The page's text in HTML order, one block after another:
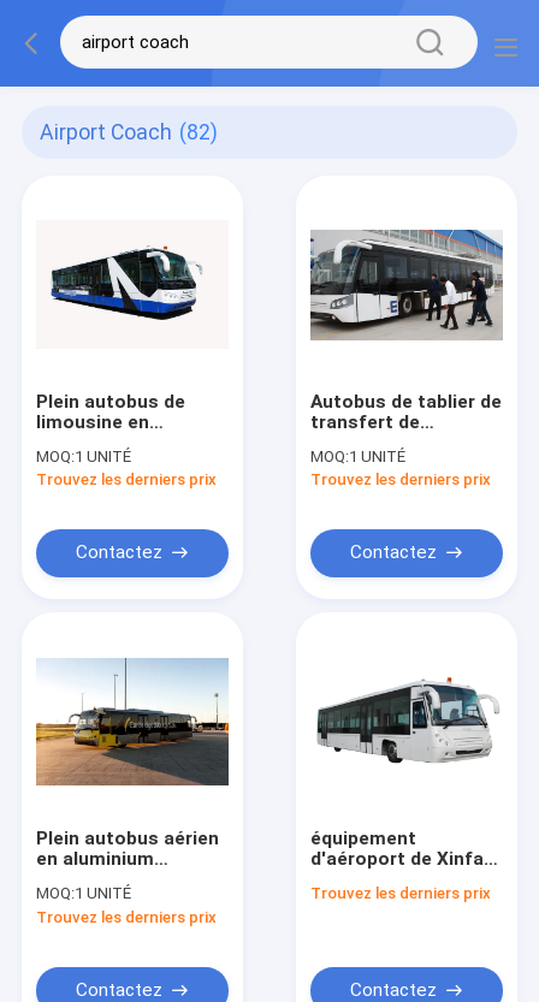
Airport Coach (82)
Plein autobus de
limousine en
aluminium d'aéroport
de corps 13895mm
(±20mm)
MOQ:1 UNITÉ
Trouvez les derniers prix
Contactez
Autobus de tablier de
transfert de
passager d'aéroport
à concurrencer
Cobus TAM et
MOQ:1 UNITÉ
Trouvez les derniers prix
Contactez
Plein autobus aérien
en aluminium
d'autobus de
limousine d'aéroport
de rayon de tour de
MOQ:1 UNITÉ
Trouvez les derniers prix
Contactez
équipement
d'aéroport de Xinfa
d'aéroport de 118kW
Trouvez les derniers prix
Contactez